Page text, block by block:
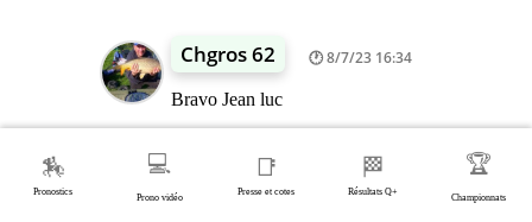
Chgros 62 8/7/23 16:34
Bravo Jean luc
Sonia neva 8/7/23 17:17
🏇
Pronostics
💻
Prono vidéo
📑
Presse et cotes
🏁
Résultats Q+
🏆
Championnats